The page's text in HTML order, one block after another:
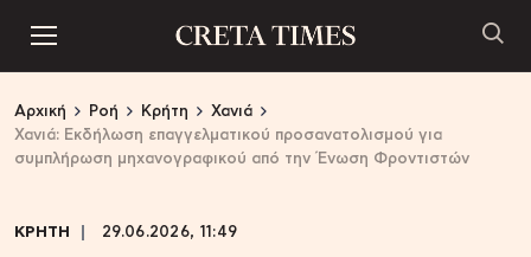
Αρχική Ροή Κρήτη
Χανιά
Χανιά: Εκδήλωση επαγγελματικού προσανατολισμού για
συμπλήρωση μηχανογραφικού από την Ένωση Φροντιστών
ΚΡΗΤΗ 29.06.2026, 11:49